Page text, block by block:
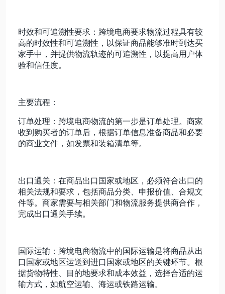
时效和可追溯性要求：跨境电商要求物流过程具有较
高的时效性和可追溯性，以保证商品能够准时到达买
家手中，并提供物流轨迹的可追溯性，以提高用户体
验和信任度。
主要流程：
订单处理：跨境电商物流的第一步是订单处理。商家
收到购买者的订单后，根据订单信息准备商品和必要
的商业文件，如发票和装箱清单等。
出口通关：在商品出口国家或地区，必须符合出口的
相关法规和要求，包括商品分类、申报价值、合规文
件等。商家需要与相关部门和物流服务提供商合作，
完成出口通关手续。
国际运输：跨境电商物流中的国际运输是将商品从出
口国家或地区运送到进口国家或地区的关键环节。根
据货物特性、目的地要求和成本效益，选择合适的运
输方式，如航空运输、海运或铁路运输。